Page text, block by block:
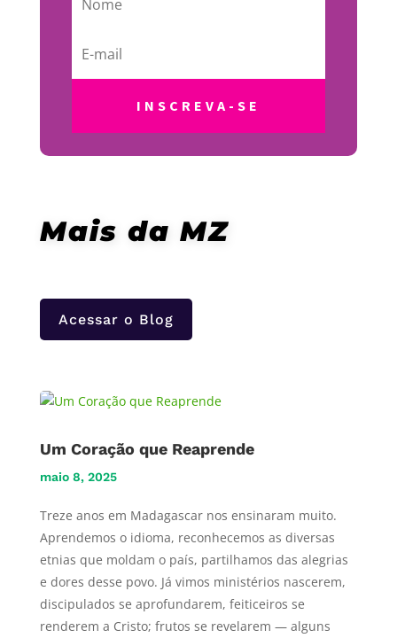
INSCREVA-SE
Mais da MZ
Acessar o Blog
Um Coração que Reaprende
maio 8, 2025
Treze anos em Madagascar nos ensinaram muito.
Aprendemos o idioma, reconhecemos as diversas
etnias que moldam o país, partilhamos das alegrias
e dores desse povo. Já vimos ministérios nascerem,
discipulados se aprofundarem, feiticeiros se
renderem a Cristo; frutos se revelarem — alguns